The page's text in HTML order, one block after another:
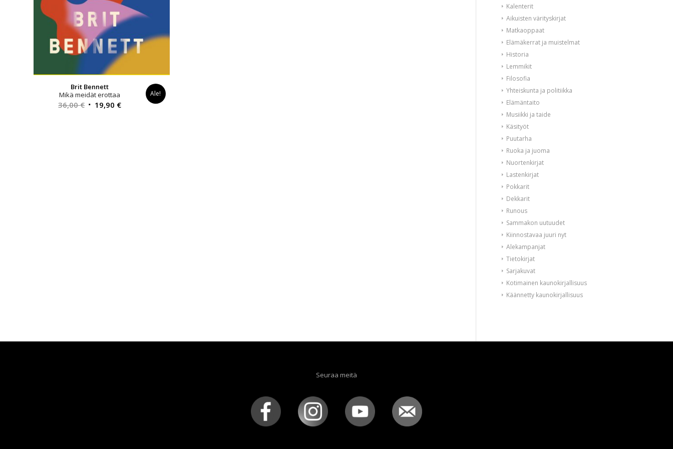
Brit Bennett
Mikä meidät erottaa
36,00€ Alkuperäinen
19,90 €Nykyinen
Ale!
Kalenterit
Aikuisten värityskirjat
Matkaoppaat
Elämäkerrat ja muistelmat
Historia
Lemmikit
Filosofia
Yhteiskunta ja politiikka
Elämäntaito
Musiikki ja taide
Käsityöt
Puutarha
Ruoka ja juoma
Nuortenkirjat
Lastenkirjat
Pokkarit
Dekkarit
Runous
Sammakon uutuudet
Kiinnostavaa juuri nyt
Alekampanjat
Tietokirjat
Sarjakuvat
Kotimainen kaunokirjallisuus
Käännetty kaunokirjallisuus
Seuraa meitä